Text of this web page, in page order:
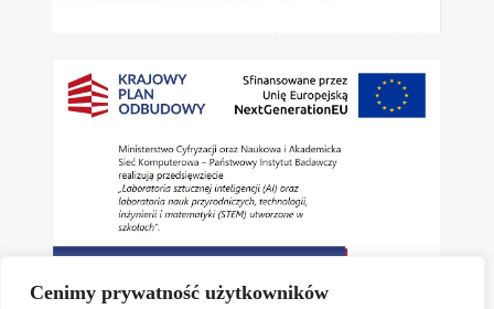
Cenimy prywatność użytkowników